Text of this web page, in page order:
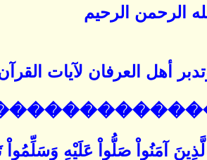
الرحمن الرحيم
أهل العرفان لآيات